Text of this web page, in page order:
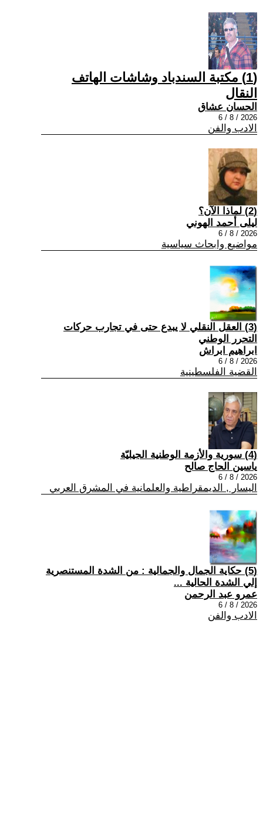
(1) مكتبة السندباد وشاشات الهاتف
النقال
الحسان عشاق
2026 / 8 / 6
الادب والفن
(2) لماذا الآن؟
ليلى أحمد الهوني
2026 / 8 / 6
مواضيع وابحاث سياسية
(3) العقل النقلي لا يبدع حتى في تجارب حركات
التحرر الوطني
ابراهيم ابراش
2026 / 8 / 6
القضية الفلسطينية
(4) سورية والأزمة الوطنية الجيليّة
ياسين الحاج صالح
2026 / 8 / 6
اليسار , الديمقراطية والعلمانية في المشرق العربي
(5) حكاية الجمال والجمالية : من الشدة المستنصرية
إلي الشدة الحالية ...
عمرو عبد الرحمن
2026 / 8 / 6
الادب والفن